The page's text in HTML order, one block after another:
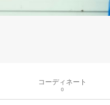
コーディネート
0